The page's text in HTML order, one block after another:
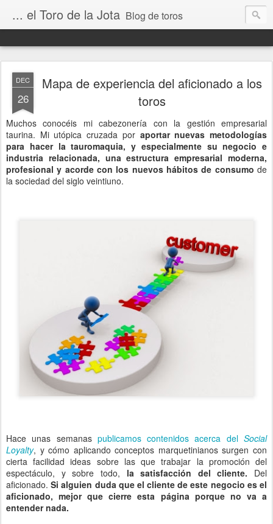
... el Toro de la Jota Blog de toros
DEC
26
Mapa de experiencia del aficionado a los
toros
Muchos conocéis mi cabezonería con la gestión empresarial
taurina. Mi utópica cruzada por aportar nuevas metodologías
para hacer la tauromaquia, y especialmente su negocio e
industria relacionada, una estructura empresarial moderna,
profesional y acorde con los nuevos hábitos de consumo de
la sociedad del siglo veintiuno.
Hace unas semanas publicamos contenidos acerca delSocial
Loyalty, y cómo aplicando conceptos marquetinianos surgen con
cierta facilidad ideas sobre las que trabajar la promoción del
espectáculo, y sobre todo, la satisfacción del cliente. Del
aficionado.Si alguien duda que el cliente de este negocio es el
aficionado, mejor que cierre esta página porque no va a
entender nada.